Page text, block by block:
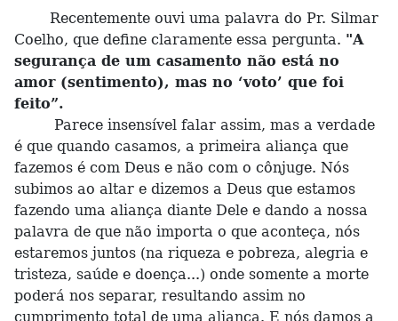
Recentemente ouvi uma palavra do Pr. Silmar
Coelho, que define claramente essa pergunta. "A
segurança de um casamento não está no
amor (sentimento), mas no ‘voto’ que foi
feito”.
Parece insensível falar assim, mas a verdade
é que quando casamos, a primeira aliança que
fazemos é com Deus e não com o cônjuge. Nós
subimos ao altar e dizemos a Deus que estamos
fazendo uma aliança diante Dele e dando a nossa
palavra de que não importa o que aconteça, nós
estaremos juntos (na riqueza e pobreza, alegria e
tristeza, saúde e doença...) onde somente a morte
poderá nos separar, resultando assim no
cumprimento total de uma aliança. E nós damos a